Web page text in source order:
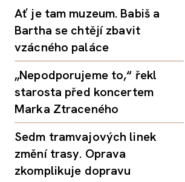
Ať je tam muzeum. Babiš a
Bartha se chtějí zbavit
vzácného paláce
„Nepodporujeme to,“ řekl
starosta před koncertem
Marka Ztraceného
Sedm tramvajových linek
změní trasy. Oprava
zkomplikuje dopravu